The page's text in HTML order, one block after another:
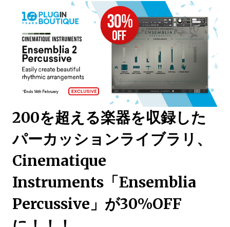
200を超える楽器を収録した
パーカッションライブラリ、
Cinematique
Instruments「Ensemblia
Percussive」が30%OFF